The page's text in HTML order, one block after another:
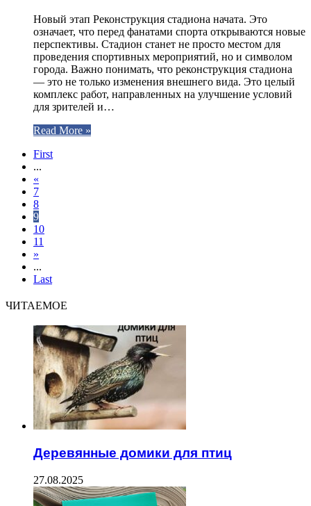
Новый этап Реконструкция стадиона начата. Это
означает, что перед фанатами спорта открываются новые
перспективы. Стадион станет не просто местом для
проведения спортивных мероприятий, но и символом
города. Важно понимать, что реконструкция стадиона
— это не только изменения внешнего вида. Это целый
комплекс работ, направленных на улучшение условий
для зрителей и…
Read More »
First
...
«
7
8
9
10
11
»
...
Last
ЧИТАЕМОЕ
Деревянные домики для птиц
27.08.2025